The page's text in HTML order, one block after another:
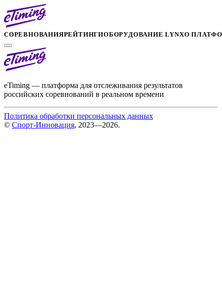
СОРЕВНОВАНИЯРЕЙТИНГИОБОРУДОВАНИЕ LYNXО
eTiming — платформа для отслеживания результатов
российских соревнований в реальном времени
Политика обработки персональных данных
© Спорт-Инновация, 2023—2026.